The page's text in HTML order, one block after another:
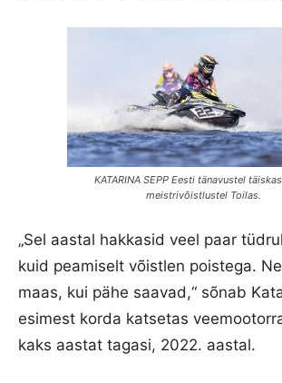
KATARINA SEPP Eesti tänavustel
meistrivõistlustel Toilas.
„Sel aastal hakkasid veel paar
kuid peamiselt võistlen poistega.
maas, kui pähe saavad,“ sõnab
esimest korda katsetas
kaks aastat tagasi, 2022. aastal.